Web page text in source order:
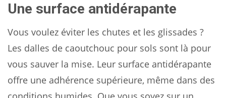
Une surface antidérapante
Vous voulez éviter les chutes et les glissades ?
Les dalles de caoutchouc pour sols sont là pour
vous sauver la mise. Leur surface antidérapante
offre une adhérence supérieure, même dans des